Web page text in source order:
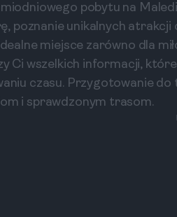
pobytu na
poznanie unikalnych
miejsce zarówno dla
Ci wszelkich informacji,
czasu. Przygotowanie do
i sprawdzonym trasom.